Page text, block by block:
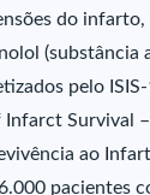
do
(substância
pelo
Infarct Survival
ao
pacientes